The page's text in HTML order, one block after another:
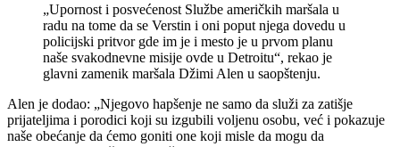
„Upornost i posvećenost Službe američkih maršala u
radu na tome da se Verstin i oni poput njega dovedu u
policijski pritvor gde im je i mesto je u prvom planu
naše svakodnevne misije ovde u Detroitu“, rekao je
glavni zamenik maršala Džimi Alen u saopštenju.
Alen je dodao: „Njegovo hapšenje ne samo da služi za zatišje
prijateljima i porodici koji su izgubili voljenu osobu, već i pokazuje
naše obećanje da ćemo goniti one koji misle da mogu da